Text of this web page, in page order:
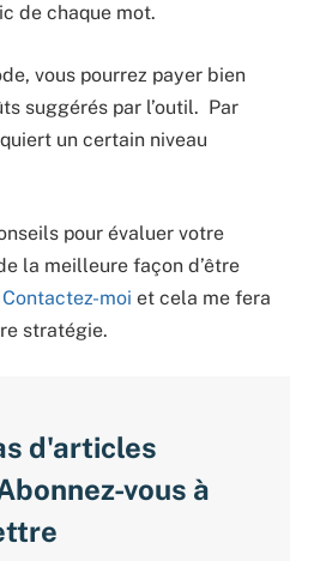
de chaque mot.
vous pourrez payer bien
suggérés par l’outil. Par
un certain niveau
pour évaluer votre
la meilleure façon d’être
Contactez-moi et cela me fera
stratégie.
d'articles
vous à